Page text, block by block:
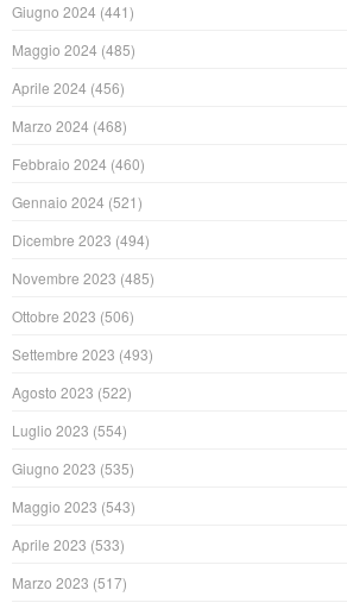
Giugno 2024 (441)
Maggio 2024 (485)
Aprile 2024 (456)
Marzo 2024 (468)
Febbraio 2024 (460)
Gennaio 2024 (521)
Dicembre 2023 (494)
Novembre 2023 (485)
Ottobre 2023 (506)
Settembre 2023 (493)
Agosto 2023 (522)
Luglio 2023 (554)
Giugno 2023 (535)
Maggio 2023 (543)
Aprile 2023 (533)
Marzo 2023 (517)